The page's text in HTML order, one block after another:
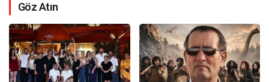
Göz Atın